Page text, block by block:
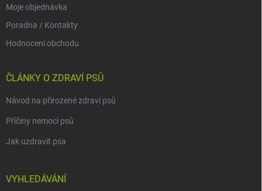
Moje objednávka
Poradna / Kontakty
Hodnocení obchodu
ČLÁNKY O ZDRAVÍ PSŮ
Návod na přirozené zdraví psů
Příčiny nemocí psů
Jak uzdravit psa
VYHLEDÁVÁNÍ